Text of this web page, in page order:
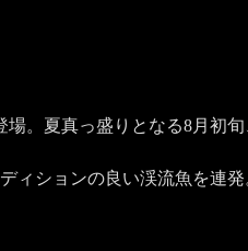
。夏真っ盛りとなる8月初
ションの良い渓流魚を連